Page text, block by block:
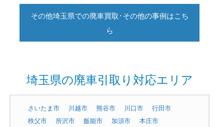
その他埼玉県での廃車買取･その他の事例はこち
ら
埼玉県の廃車引取り対応エリア
さいたま市 川越市 熊谷市 川口市
行田市
秩父市
所沢市 飯能市 加須市
本庄市